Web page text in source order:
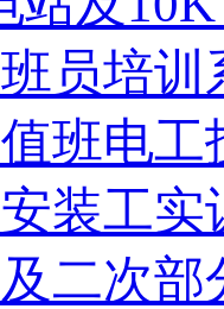
员培训
班电工
装工实
二次